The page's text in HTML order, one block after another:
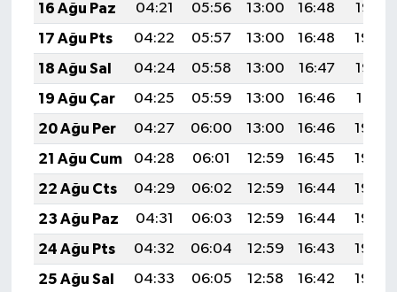
16 Ağu Paz
04:21 05:56 13:00 16:48
19:55
17 Ağu Pts
04:22 05:57 13:00 16:48
19:54
18 Ağu Sal
04:24 05:58 13:00 16:47
19:52
19 Ağu Çar
04:25 05:59 13:00 16:46
19:51
20 Ağu Per
04:27 06:00 13:00 16:46
19:49
21 Ağu Cum
04:28 06:01 12:59 16:45
19:48
22 Ağu Cts
04:29 06:02 12:59 16:44
19:46
23 Ağu Paz
04:31 06:03 12:59 16:44
19:45
24 Ağu Pts
04:32 06:04 12:59 16:43
19:44
25 Ağu Sal
04:33 06:05 12:58 16:42 19:42